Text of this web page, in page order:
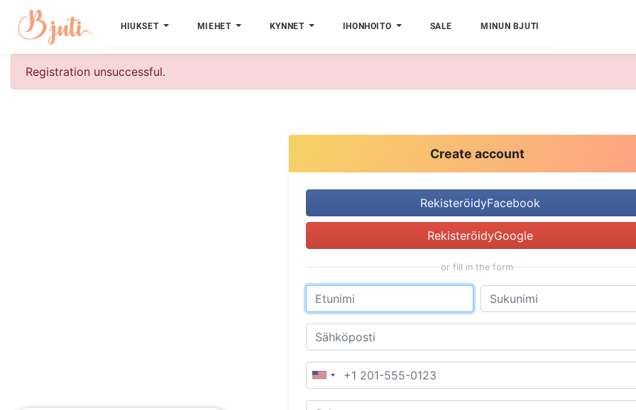
HIUKSET MIEHET KYNNET IHONHOITO SALE MINUN BJUTI
Registration unsuccessful.
Create account
RekisteröidyFacebook
RekisteröidyGoogle
or fill in the form